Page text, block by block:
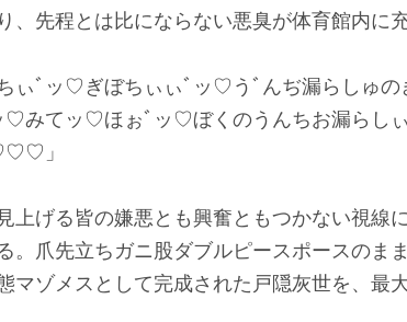
、先程とは比にならない悪臭が体育館内に
ぃﾞッ♡ぎぼちぃぃﾞッ♡うﾞんぢ漏らしゅの
みてッ♡ほぉﾞッ♡ぼくのうんちお漏らし
」
げる皆の嫌悪とも興奮ともつかない視線
。爪先立ちガニ股ダブルピースポースのま
マゾメスとして完成された戸隠灰世を、最